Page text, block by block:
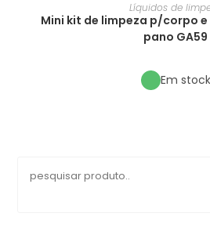
Líquidos de
Mini kit de limpeza p/corpo e
pano GA59
Em stock